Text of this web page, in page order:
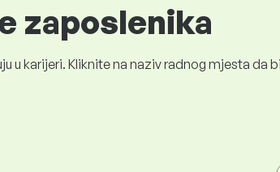
zaposlenika
u karijeri. Kliknite na naziv radnog mjesta da